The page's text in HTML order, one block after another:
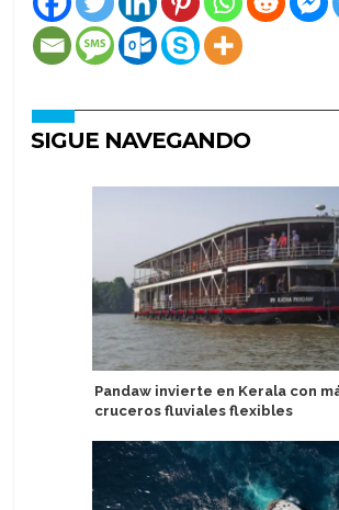
SIGUE NAVEGANDO
Pandaw invierte en Kerala con
cruceros fluviales flexibles